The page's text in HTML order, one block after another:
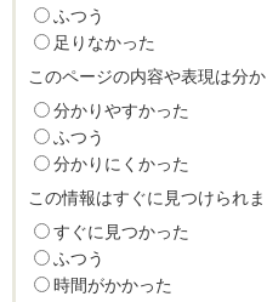
ふつう
足りなかった
このページの内容や表現は分
分かりやすかった
ふつう
分かりにくかった
この情報はすぐに見つけられ
すぐに見つかった
ふつう
時間がかかった